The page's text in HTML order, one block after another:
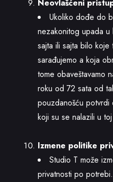
Neovlašćeni
Ukoliko dođe do
nezakonitog upada
sajta ili sajta bilo
sarađujemo a koja
tome obaveštavamo
roku od 72 sata od
pouzdanošću
koji su se nalazili u
Izmene politike
Studio T može
privatnosti po